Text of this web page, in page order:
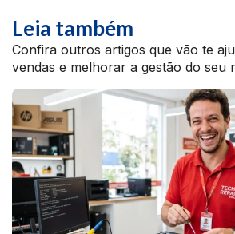
Leia também
Confira outros artigos que vão te
vendas e melhorar a gestão do seu